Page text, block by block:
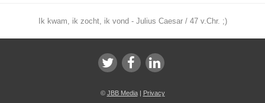
Ik kwam, ik zocht, ik vond - Julius Caesar / 47 v.Chr. ;)
© JBB Media| Privacy